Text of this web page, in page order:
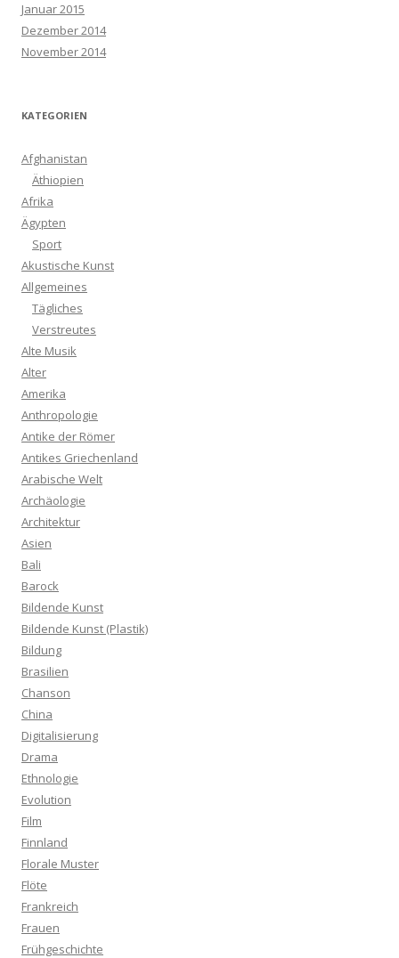
Januar 2015
Dezember 2014
November 2014
KATEGORIEN
Afghanistan
Äthiopien
Afrika
Ägypten
Sport
Akustische Kunst
Allgemeines
Tägliches
Verstreutes
Alte Musik
Alter
Amerika
Anthropologie
Antike der Römer
Antikes Griechenland
Arabische Welt
Archäologie
Architektur
Asien
Bali
Barock
Bildende Kunst
Bildende Kunst (Plastik)
Bildung
Brasilien
Chanson
China
Digitalisierung
Drama
Ethnologie
Evolution
Film
Finnland
Florale Muster
Flöte
Frankreich
Frauen
Frühgeschichte